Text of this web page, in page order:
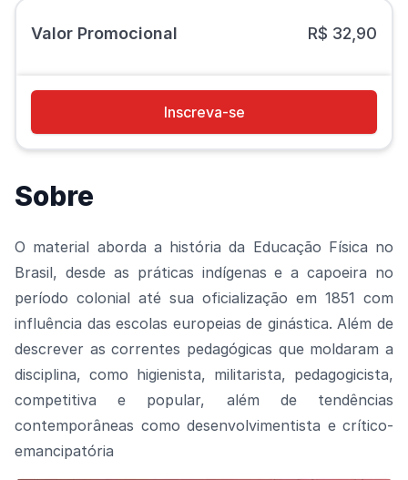
Valor Promocional R$ 32,90
Inscreva-se
Sobre
O material aborda a história da Educação Física no
Brasil, desde as práticas indígenas e a capoeira no
período colonial até sua oficialização em 1851 com
influência das escolas europeias de ginástica. Além de
descrever as correntes pedagógicas que moldaram a
disciplina, como higienista, militarista, pedagogicista,
competitiva e popular, além de tendências
contemporâneas como desenvolvimentista e crítico-
emancipatória